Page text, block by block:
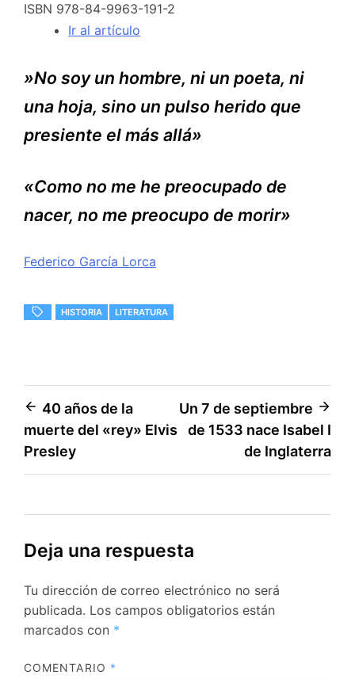
ISBN 978-84-9963-191-2
Ir al artículo
»No soy un hombre, ni un poeta, ni
una hoja, sino un pulso herido que
presiente el más allá»
«Como no me he preocupado de
nacer, no me preocupo de morir»
Federico García Lorca
HISTORIA LITERATURA
Navegación
de
entradas
40 años de la
muerte del «rey» Elvis
Presley
Un 7 de septiembre
de 1533 nace Isabel I
de Inglaterra
Deja una respuesta
Tu dirección de correo electrónico no será
publicada. Los campos obligatorios están
marcados con *
COMENTARIO *